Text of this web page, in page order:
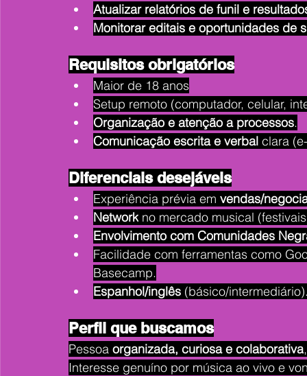
Atualizar relatórios de funil e
Monitorar editais e oportunidades de
Requisitos obrigatórios
Maior de 18 anos
Setup remoto (computador, celular,
Organização e atenção a processos.
Comunicação escrita e verbal clara
Diferenciais desejáveis
Experiência prévia em vendas/
Network no mercado musical
Envolvimento com Comunidades
Facilidade com ferramentas como
Basecamp.
Espanhol/inglês (básico/
Perfil que buscamos
Pessoa organizada, curiosa e colaborativa
Interesse genuíno por música ao vivo e